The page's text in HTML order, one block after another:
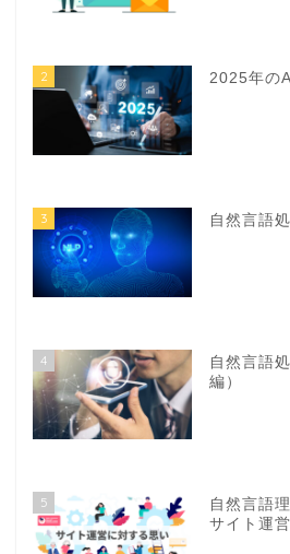
2 2025年の
3 自然言語
4
自然言語
編）
5
自然言語
サイト運